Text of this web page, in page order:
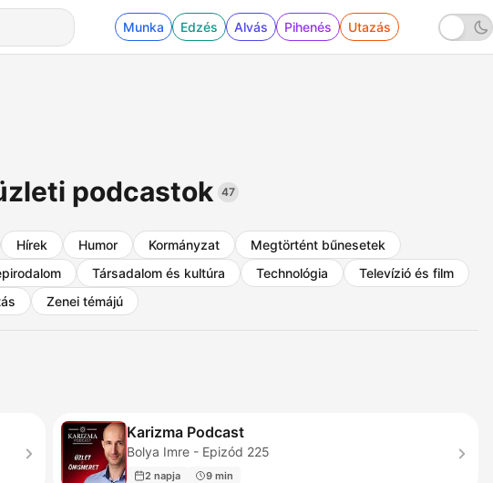
Munka Edzés Alvás Pihenés Utazás
podcastok 47
Hírek Humor Kormányzat
Megtörtént bűnesetek
Társadalom és kultúra Technológia
Televízió és film
Zenei témájú
Karizma Podcast
Bolya Imre - Epizód 225
2 napja 9 min